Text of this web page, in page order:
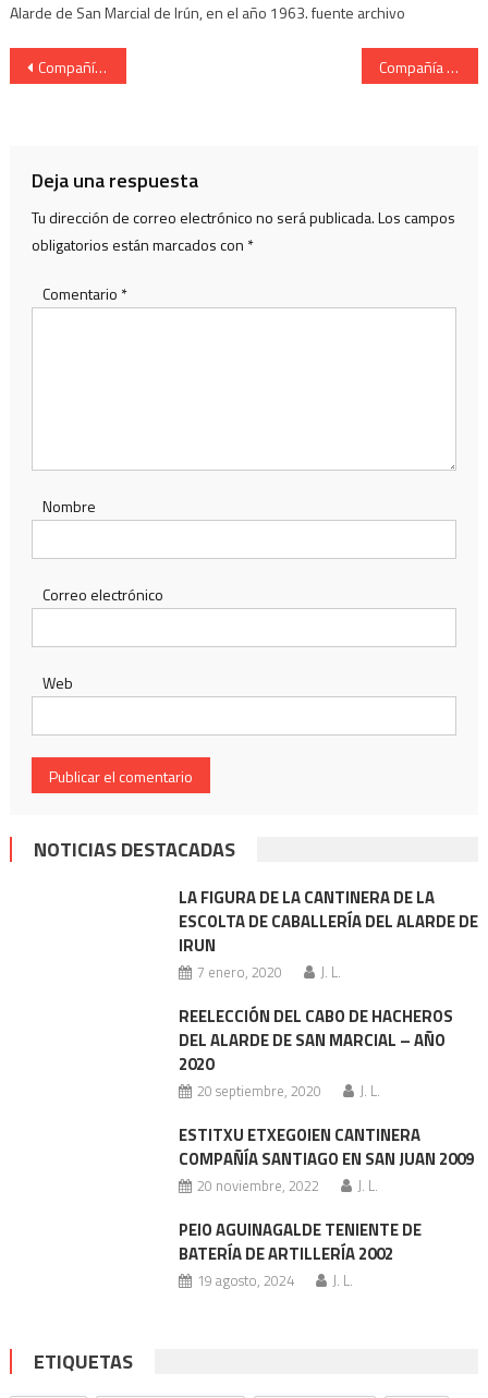
Alarde de San Marcial de Irún, en el año 1963. fuente archivo
Navegación
Compañía Ama Shantalen. Cantinera Maite González Arruti. Año 2012 Compañía Ama Shantalen. Cantinera Maite González Arruti. Año 2012
Deja una respuesta
Tu dirección de correo electrónico no será publicada.Los campos
obligatorios están marcados con *
Comentario *
Nombre
Correo electrónico
Web
NOTICIAS DESTACADAS
LA FIGURA DE LA CANTINERA DE LA
ESCOLTA DE CABALLERÍA DEL ALARDE DE
IRUN
7 enero, 2020 J. L.
REELECCIÓN DEL CABO DE HACHEROS
DEL ALARDE DE SAN MARCIAL – AÑO
2020
20 septiembre, 2020 J. L.
ESTITXU ETXEGOIEN CANTINERA
COMPAÑÍA SANTIAGO EN SAN JUAN 2009
20 noviembre, 2022 J. L.
PEIO AGUINAGALDE TENIENTE DE
BATERÍA DE ARTILLERÍA 2002
19 agosto, 2024 J. L.
ETIQUETAS